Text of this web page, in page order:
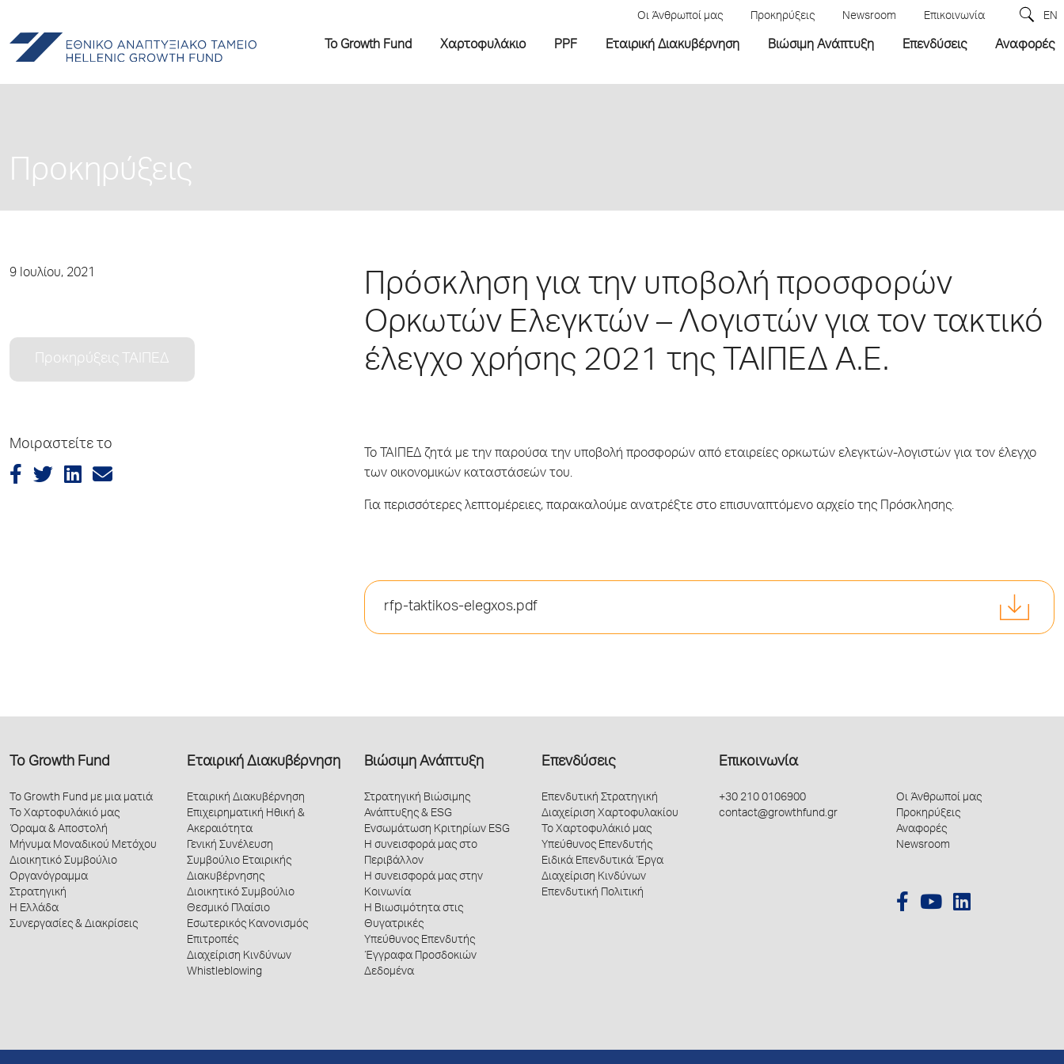
Οι Άνθρωποί μας Προκηρύξεις Newsroom Επικοινωνία EN
Το Growth Fund Χαρτοφυλάκιο PPF Εταιρική Διακυβέρνηση Βιώσιμη Ανάπτυξη Επενδύσεις Αναφορές
Προκηρύξεις
9 Ιουλίου, 2021
Προκηρύξεις ΤΑΙΠΕΔ
Μοιραστείτε το
Πρόσκληση για την υποβολή προσφορών
Ορκωτών Ελεγκτών – Λογιστών για τον τακτικό
έλεγχο χρήσης 2021 της ΤΑΙΠΕΔ Α.Ε.
Το ΤΑΙΠΕΔ ζητά με την παρούσα την υποβολή προσφορών από εταιρείες ορκωτών ελεγκτών-λογιστών για τον έλεγχο
των οικονομικών καταστάσεών του.
Για περισσότερες λεπτομέρειες, παρακαλούμε ανατρέξτε στο επισυναπτόμενο αρχείο της Πρόσκλησης.
rfp-taktikos-elegxos.pdf
Το Growth Fund
Το Growth Fund με μια ματιά
Το Χαρτοφυλάκιό μας
Όραμα & Αποστολή
Μήνυμα Μοναδικού Μετόχου
Διοικητικό Συμβούλιο
Οργανόγραμμα
Στρατηγική
Η Ελλάδα
Συνεργασίες & Διακρίσεις
Εταιρική Διακυβέρνηση
Εταιρική Διακυβέρνηση
Επιχειρηματική Ηθική &
Ακεραιότητα
Γενική Συνέλευση
Συμβούλιο Εταιρικής
Διακυβέρνησης
Διοικητικό Συμβούλιο
Θεσμικό Πλαίσιο
Εσωτερικός Κανονισμός
Επιτροπές
Διαχείριση Κινδύνων
Whistleblowing
Βιώσιμη Ανάπτυξη
Στρατηγική Βιώσιμης
Ανάπτυξης & ESG
Ενσωμάτωση Κριτηρίων ESG
Η συνεισφορά μας στο
Περιβάλλον
Η συνεισφορά μας στην
Κοινωνία
Η Βιωσιμότητα στις
Θυγατρικές
Υπεύθυνος Επενδυτής
Έγγραφα Προσδοκιών
Δεδομένα
Επενδύσεις
Επενδυτική Στρατηγική
Διαχείριση Χαρτοφυλακίου
Το Χαρτοφυλάκιό μας
Υπεύθυνος Επενδυτής
Ειδικά Επενδυτικά Έργα
Διαχείριση Κινδύνων
Επενδυτική Πολιτική
Επικοινωνία
+30 210 0106900
contact@growthfund.gr
Οι Άνθρωποί μας
Προκηρύξεις
Αναφορές
Newsroom